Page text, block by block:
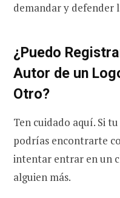
demandar y defender
¿Puedo
Autor de un
Otro?
Ten cuidado aquí. Si
podrías encontrarte
intentar entrar en un
alguien más.